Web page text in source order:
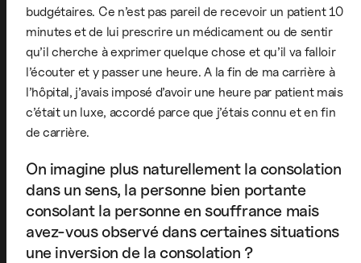
budgétaires. Ce n’est pas pareil de recevoir un patient 10
minutes et de lui prescrire un médicament ou de sentir
qu’il cherche à exprimer quelque chose et qu’il va falloir
l’écouter et y passer une heure. A la fin de ma carrière à
l’hôpital, j’avais imposé d’avoir une heure par patient mais
c’était un luxe, accordé parce que j’étais connu et en fin
de carrière.
On imagine plus naturellement la consolation
dans un sens, la personne bien portante
consolant la personne en souffrance mais
avez-vous observé dans certaines situations
une inversion de la consolation ?